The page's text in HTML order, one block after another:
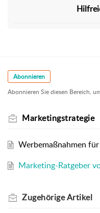
Abonnieren
Abonnieren Sie diesen Bereich,
Marketingstrategie
Werbemaßnahmen
Marketing-Ratgeber
ZugehörigeArtikel